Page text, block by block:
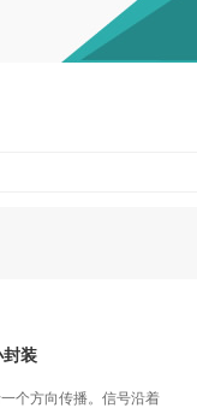
装
个方向传播。信号沿着